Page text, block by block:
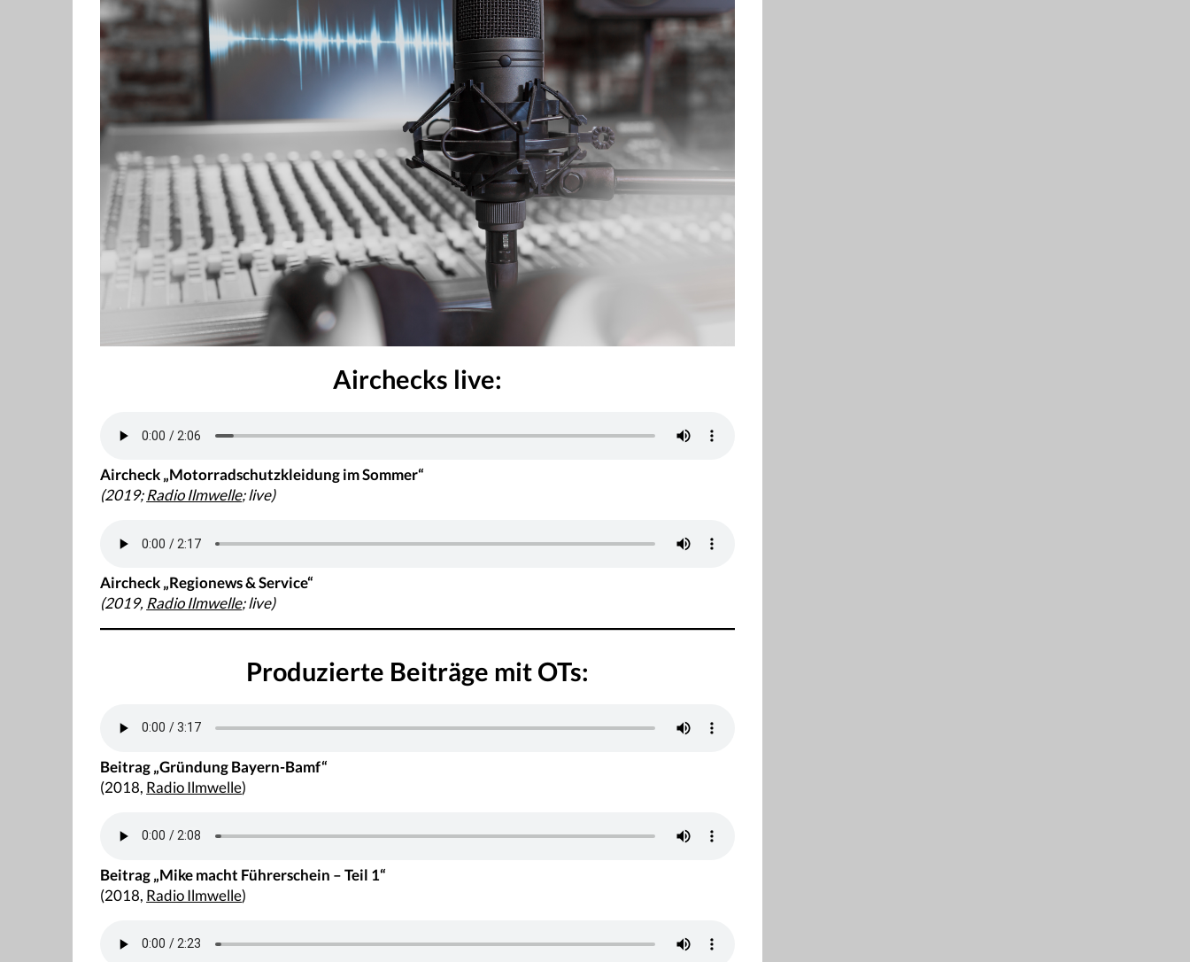
Airchecks live:
Aircheck „Motorradschutzkleidung im Sommer“
(2019;Radio Ilmwelle; live)
Aircheck „Regionews & Service“
(2019, Radio Ilmwelle; live)
Produzierte Beiträge mit OTs:
Beitrag „Gründung Bayern-Bamf“
(2018, Radio Ilmwelle)
Beitrag „Mike macht Führerschein – Teil 1“
(2018, Radio Ilmwelle)